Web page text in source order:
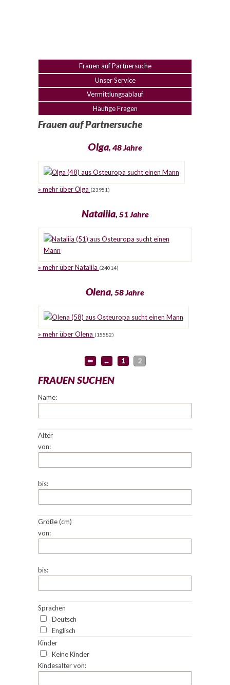
Frauen auf Partnersuche
Unser Service
Vermittlungsablauf
Häufige Fragen
Frauen auf Partnersuche
Оlga, 48 Jahre
» mehr über Оlga (23951)
Nataliia, 51 Jahre
» mehr über Nataliia (24014)
Olena, 58 Jahre
» mehr über Olena (15582)
⇐ ← 1 2
FRAUEN SUCHEN
Name:
Alter
von:
bis:
Größe (cm)
von:
bis:
Sprachen
Deutsch
Englisch
Kinder
Keine Kinder
Kindesalter von: